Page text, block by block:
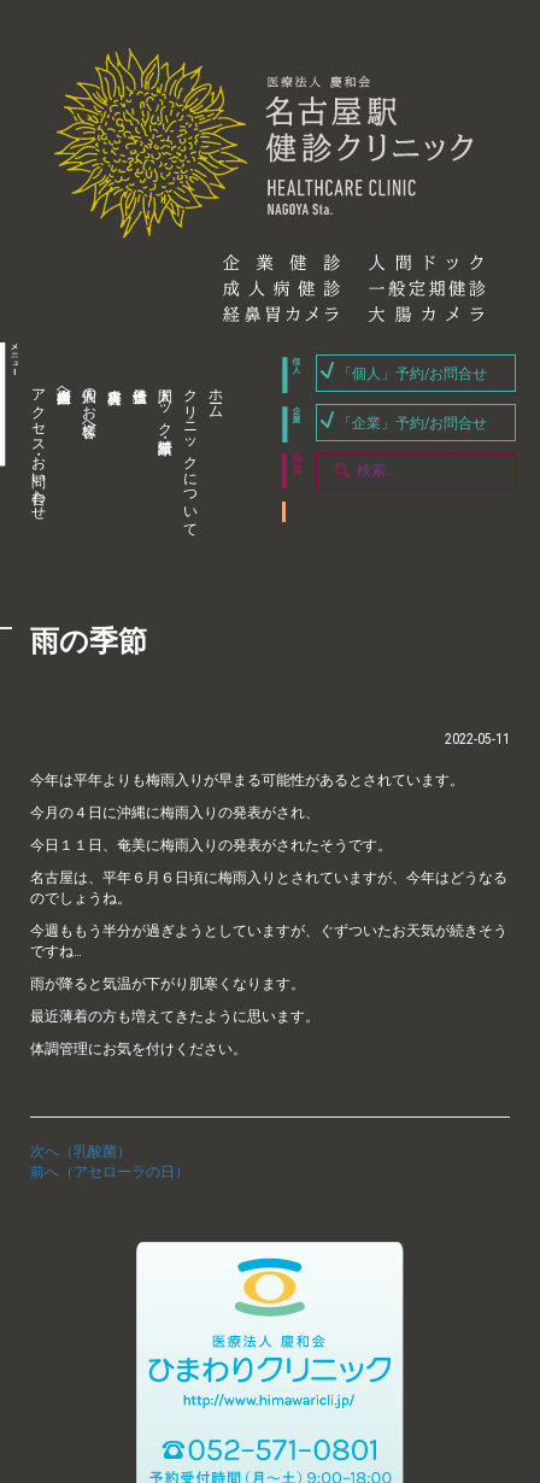
アクセス・お問い合わせ 企業内担当者様へ 個人のお客様へ 人間ドック・健康診断 クリニックについて ホーム
「個人」予約/お問合せ
「企業」予約/お問合せ
雨の季節
2022-05-11
今年は平年よりも梅雨入りが早まる可能性があるとされています。
今月の４日に沖縄に梅雨入りの発表がされ、
今日１１日、奄美に梅雨入りの発表がされたそうです。
名古屋は、平年６月６日頃に梅雨入りとされていますが、今年はどうなる
のでしょうね。
今週ももう半分が過ぎようとしていますが、ぐずついたお天気が続きそう
ですね…
雨が降ると気温が下がり肌寒くなります。
最近薄着の方も増えてきたように思います。
体調管理にお気を付けください。
次へ（乳酸菌）
前へ（アセローラの日）